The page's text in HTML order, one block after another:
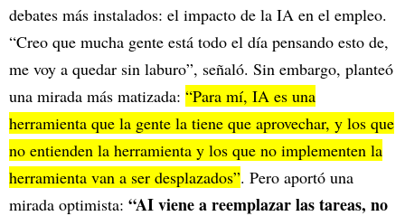
debates más instalados: el impacto de la IA en el empleo.
“Creo que mucha gente está todo el día pensando esto de,
me voy a quedar sin laburo”, señaló. Sin embargo, planteó
una mirada más matizada: “Para mí, IA es una
herramienta que la gente la tiene que aprovechar, y los que
no entienden la herramienta y los que no implementen la
herramienta van a ser desplazados”. Pero aportó una
mirada optimista: “AI viene a reemplazar las tareas, no